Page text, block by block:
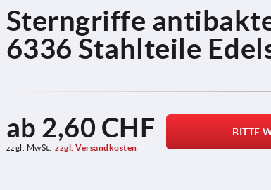
Sterngriffe
6336 Stahlteile
ab 2,60 CHF
zzgl. MwSt. zzgl. Versandkosten
BITTE